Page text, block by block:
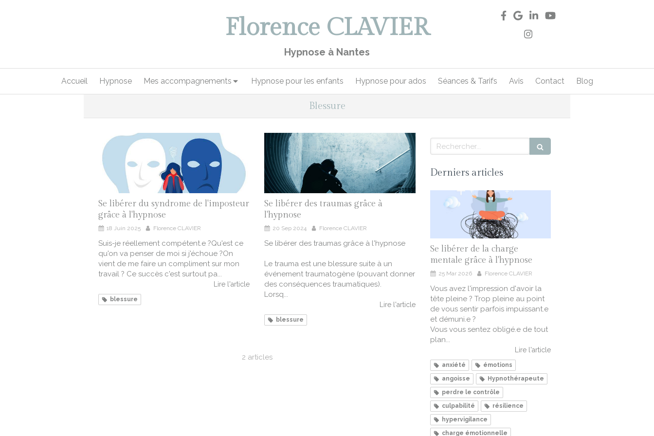
Florence CLAVIER
Hypnose à Nantes
Accueil Hypnose Mes accompagnements Hypnose pour les enfants Hypnose pour ados Séances & Tarifs Avis Contact Blog
Blessure
Se libérer du syndrome de l'imposteur
grâce à l'hypnose
18 Juin 2025 Florence CLAVIER
Suis-je réellement compétent.e ?Qu'est ce
qu'on va penser de moi si j'échoue ?On
vient de me faire un compliment sur mon
travail ? Ce succès c'est surtout pa...
Lire l'article
blessure
Se libérer des traumas grâce à
l'hypnose
20 Sep 2024 Florence CLAVIER
Se libérer des traumas grâce à l'hypnose
Le trauma est une blessure suite à un
événement traumatogène (pouvant donner
des conséquences traumatiques).
Lorsq...
Lire l'article
blessure
2 articles
Rechercher
Derniers articles
Se libérer de la charge
mentale grâce à l'hypnose
25 Mar 2026 Florence CLAVIER
Vous avez l'impression d'avoir la
tête pleine ? Trop pleine au point
de vous sentir parfois impuissant.e
et démuni.e ?
Vous vous sentez obligé.e de tout
plan...
Lire l'article
anxiété
émotions
angoisse
Hypnothérapeute
perdre le contrôle
culpabilité
résilience
hypervigilance
charge émotionnelle